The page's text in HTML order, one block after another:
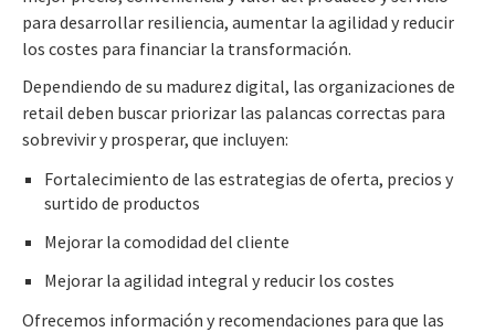
para desarrollar resiliencia, aumentar la agilidad y reducir
los costes para financiar la transformación.
Dependiendo de su madurez digital, las organizaciones de
retail deben buscar priorizar las palancas correctas para
sobrevivir y prosperar, que incluyen:
Fortalecimiento de las estrategias de oferta, precios y
surtido de productos
Mejorar la comodidad del cliente
Mejorar la agilidad integral y reducir los costes
Ofrecemos información y recomendaciones para que las